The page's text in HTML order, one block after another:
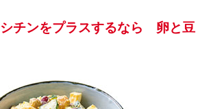
チンをプラスするなら 卵と豆